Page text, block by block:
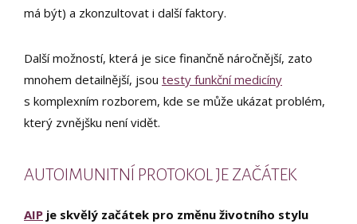
má být) a zkonzultovat i další faktory.
Další možností, která je sice finančně náročnější, zato
mnohem detailnější, jsou testy funkční medicíny
s komplexním rozborem, kde se může ukázat problém,
který zvnějšku není vidět.
AUTOIMUNITNÍ PROTOKOL JE ZAČÁTEK
AIP je skvělý začátek pro změnu životního stylu